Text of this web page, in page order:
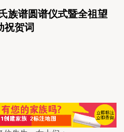
族谱圆谱仪式暨全祖望
祝贺词